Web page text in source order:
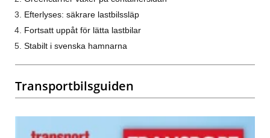
Efterlyses: säkrare lastbilssläp
Fortsatt uppåt för lätta lastbilar
Stabilt i svenska hamnarna
Transportbilsguiden